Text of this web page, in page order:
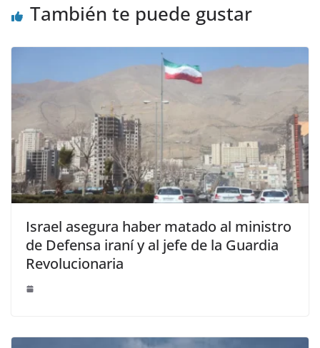
También te puede gustar
Israel asegura haber matado al ministro
de Defensa iraní y al jefe de la Guardia
Revolucionaria